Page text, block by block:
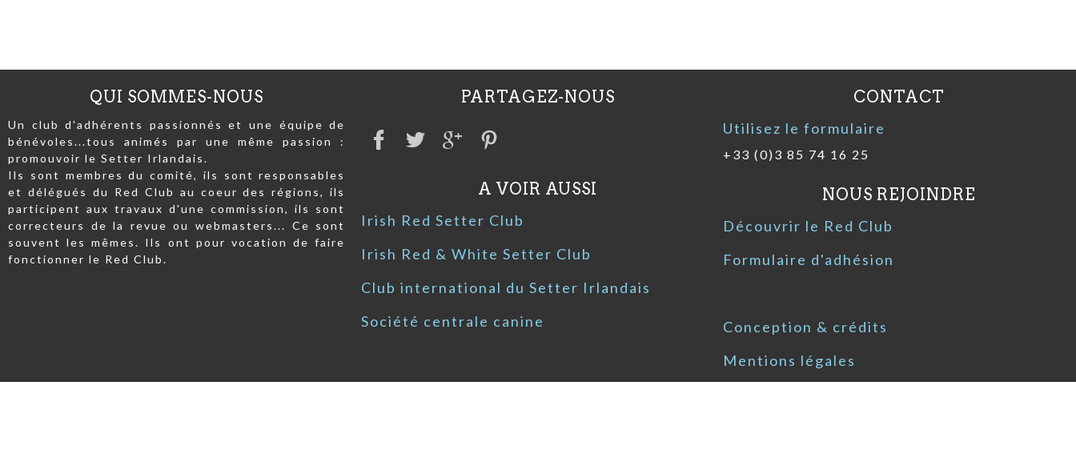
QUI SOMMES-NOUS
Un club d'adhérents passionnés et une équipe de
bénévoles...tous animés par une même passion :
promouvoir le Setter Irlandais.
Ils sont membres du comité, ils sont responsables
et délégués du Red Club au coeur des régions, ils
participent aux travaux d'une commission, ils sont
correcteurs de la revue ou webmasters... Ce sont
souvent les mêmes. Ils ont pour vocation de faire
fonctionner le Red Club.
PARTAGEZ-NOUS
A VOIR AUSSI
Irish Red Setter Club
Irish Red & White Setter Club
Club international du Setter Irlandais
Société centrale canine
CONTACT
Utilisez le formulaire
+33 (0)3 85 74 16 25
NOUS REJOINDRE
Découvrir le Red Club
Formulaire d'adhésion
Conception & crédits
Mentions légales